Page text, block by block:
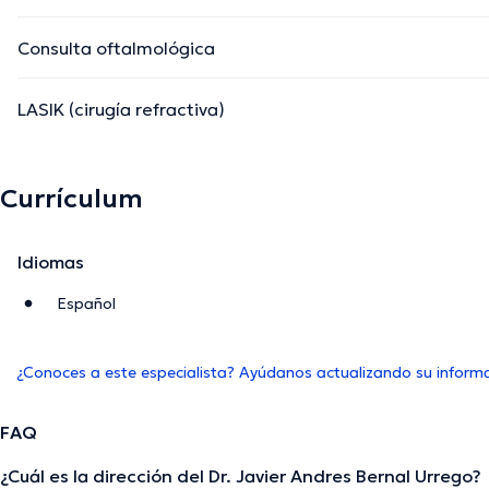
Consulta oftalmológica
LASIK (cirugía refractiva)
Currículum
Idiomas
Español
¿Conoces a este especialista? Ayúdanos actualizando su
FAQ
¿Cuál es la dirección del Dr. Javier Andres Bernal Urrego?